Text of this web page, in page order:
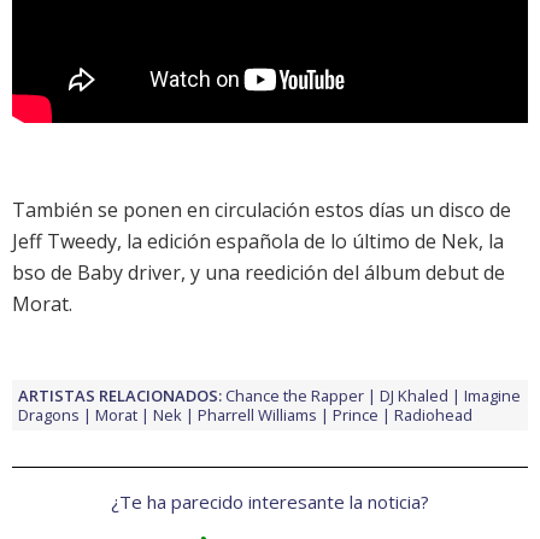
También se ponen en circulación estos días un disco de
Jeff Tweedy, la edición española de lo último de Nek, la
bso de Baby driver, y una reedición del álbum debut de
Morat.
ARTISTAS RELACIONADOS:Chance the Rapper DJ Khaled
Imagine
Dragons
Morat Nek Pharrell Williams Prince Radiohead
¿Te ha parecido interesante la noticia?